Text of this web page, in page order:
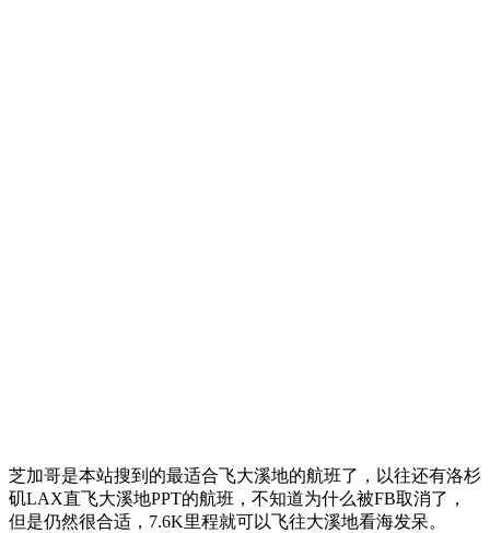
芝加哥是本站搜到的最适合飞大溪地的航班了，以往还有洛杉
矶LAX直飞大溪地PPT的航班，不知道为什么被FB取消了，
但是仍然很合适，7.6K里程就可以飞往大溪地看海发呆。